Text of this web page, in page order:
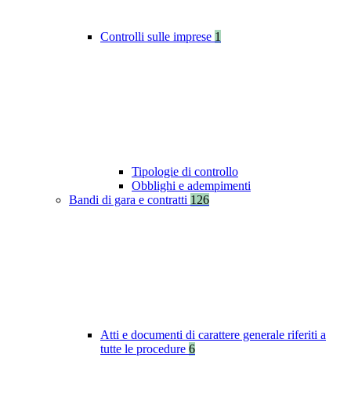
Controlli sulle imprese 1
Tipologie di controllo
Obblighi e adempimenti
Bandi di gara e contratti 126
Atti e documenti di carattere generale riferiti a
tutte le procedure 6